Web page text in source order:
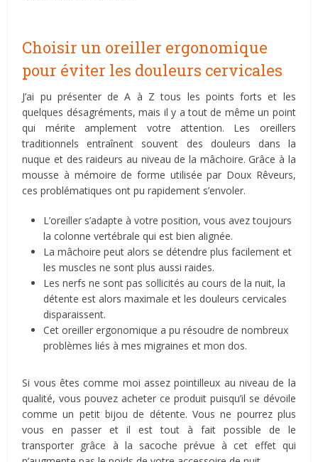
Choisir un oreiller ergonomique
pour éviter les douleurs cervicales
J’ai pu présenter de A à Z tous les points forts et les
quelques désagréments, mais il y a tout de même un point
qui mérite amplement votre attention. Les oreillers
traditionnels entraînent souvent des douleurs dans la
nuque et des raideurs au niveau de la mâchoire. Grâce à la
mousse à mémoire de forme utilisée par Doux Rêveurs,
ces problématiques ont pu rapidement s’envoler.
L’oreiller s’adapte à votre position, vous avez toujours
la colonne vertébrale qui est bien alignée.
La mâchoire peut alors se détendre plus facilement et
les muscles ne sont plus aussi raides.
Les nerfs ne sont pas sollicités au cours de la nuit, la
détente est alors maximale et les douleurs cervicales
disparaissent.
Cet oreiller ergonomique a pu résoudre de nombreux
problèmes liés à mes migraines et mon dos.
Si vous êtes comme moi assez pointilleux au niveau de la
qualité, vous pouvez acheter ce produit puisqu’il se dévoile
comme un petit bijou de détente. Vous ne pourrez plus
vous en passer et il est tout à fait possible de le
transporter grâce à la sacoche prévue à cet effet qui